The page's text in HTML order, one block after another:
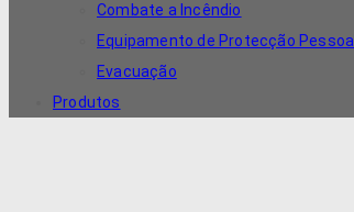
Combate a Incêndio
Equipamento de Protecção Pessoal
Evacuação
Produtos